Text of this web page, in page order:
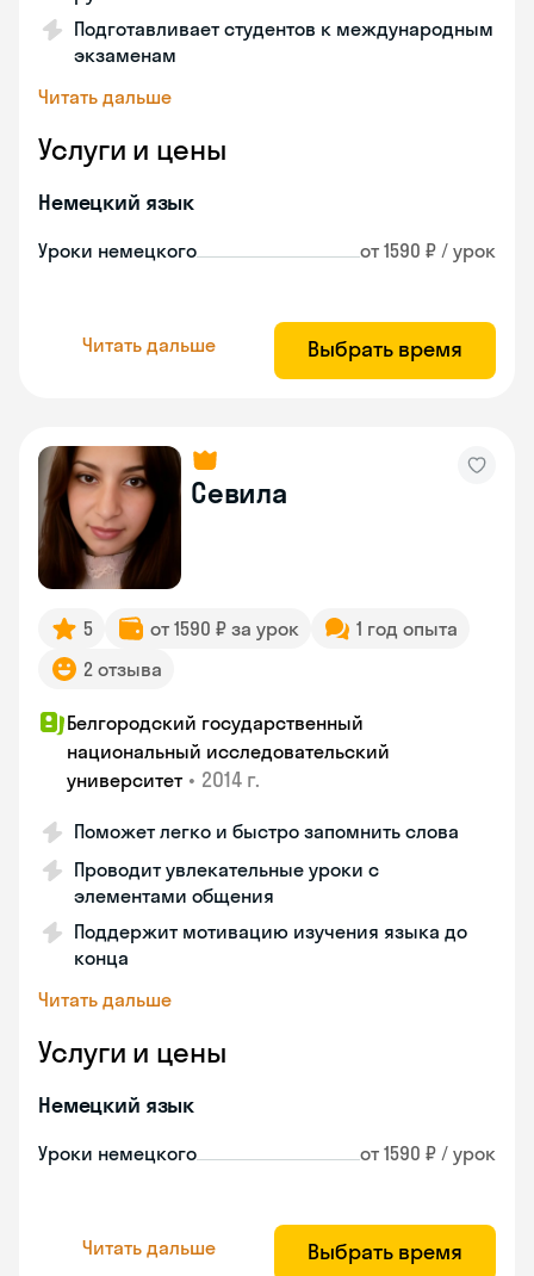
Подготавливает студентов к международным
экзаменам
Читать дальше
Услуги и цены
Немецкий язык
Уроки немецкого от 1590 ₽ / урок
Читать дальше Выбрать время
Севила
5 от 1590 ₽ за урок
1 год опыта
2 отзыва
Белгородский государственный
национальный исследовательский
университет • 2014 г.
Поможет легко и быстро запомнить слова
Проводит увлекательные уроки с
элементами общения
Поддержит мотивацию изучения языка до
конца
Читать дальше
Услуги и цены
Немецкий язык
Уроки немецкого от 1590 ₽ / урок
Читать дальше Выбрать время